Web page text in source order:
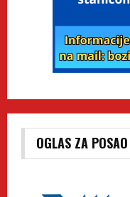
OGLAS ZA POSAO